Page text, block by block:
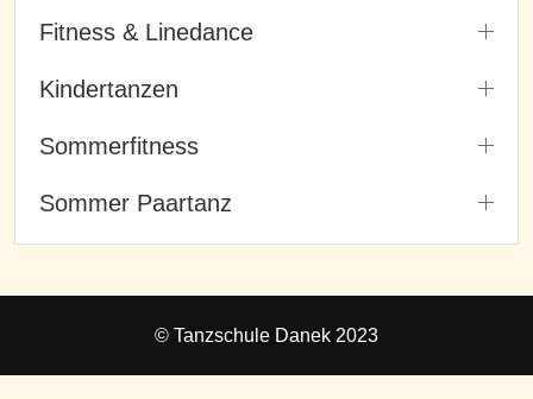
Fitness & Linedance
Kindertanzen
Sommerfitness
Sommer Paartanz
© Tanzschule Danek 2023